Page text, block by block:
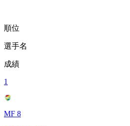
順位
選手名
成績
1
MF 8